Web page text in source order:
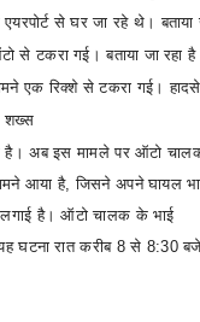
से घर जा रहे थे।
से टकरा गई। बताया जा रहा
एक रिक्शे से टकरा गई।
शख्स
है। अब इस मामले पर ऑटो
आया है,जिसने अपने घायल
है। ऑटो चालक के भाई
घटना रात करीब 8से 8:30